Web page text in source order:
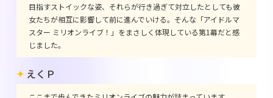
目指すストイックな姿、それらが行き過ぎて対立したとしても彼
女たちが相互に影響して前に進んでいける。そんな「アイドルマ
スター ミリオンライブ！」をまさしく体現している第1幕だと感
じました。
えくＰ